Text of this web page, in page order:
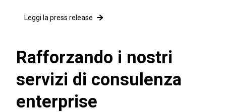
Leggi la press release
Rafforzando i nostri
servizi di consulenza
enterprise